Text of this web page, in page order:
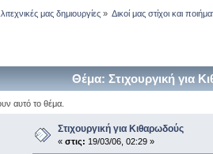
μας δημιουργίες» Δικοί μας στίχοι και
Θέμα: Στιχουργική για
αυτό το θέμα.
Στιχουργική για Κιθαρωδούς
« στις: 19/03/06, 02:29 »